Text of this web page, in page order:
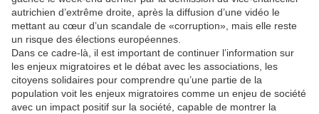
autrichien d’extrême droite, après la diffusion d’une vidéo le
mettant au cœur d’un scandale de «corruption», mais elle reste
un risque des élections européennes.
Dans ce cadre-là, il est important de continuer l’information sur
les enjeux migratoires et le débat avec les associations, les
citoyens solidaires pour comprendre qu’une partie de la
population voit les enjeux migratoires comme un enjeu de société
avec un impact positif sur la société, capable de montrer la